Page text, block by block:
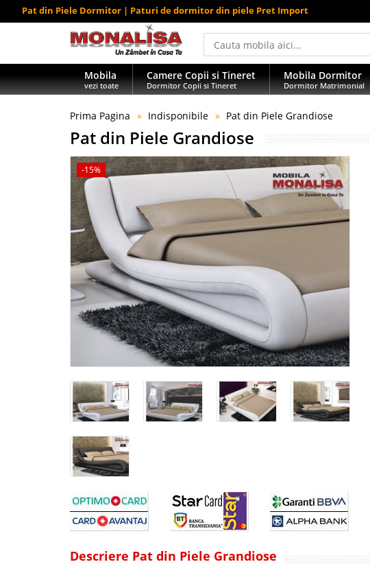
Pat din Piele Dormitor | Paturi de dormitor din piele Pret Import
Mobila
vezi toate
Camere Copii si Tineret
Dormitor Copii si Tineret
Mobila Dormitor
Dormitor Matrimonial
Prima Pagina Indisponibile Pat din Piele Grandiose
Pat din Piele Grandiose
-15%
Descriere Pat din Piele Grandiose